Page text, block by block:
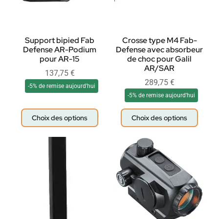
Support bipied Fab
Defense AR-Podium
pour AR-15
137,75 €
-5% de remise aujourd'hui
Choix des options
Crosse type M4 Fab-
Defense avec absorbeur
de choc pour Galil
AR/SAR
289,75 €
-5% de remise aujourd'hui
Choix des options